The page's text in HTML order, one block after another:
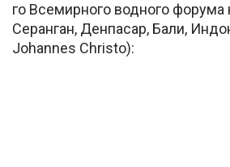
го Всемирного водного форума
Серанган, Денпасар, Бали,
Johannes Christo):